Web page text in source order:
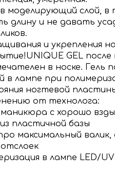
моделирующий слой, в
длину и не давать
и укрепления
UNIQUE GEL
в носке. Гель
лампе при
ногтевой
от технолога:
с хорошо
пластичной базы
максимальный
в лампе LED/